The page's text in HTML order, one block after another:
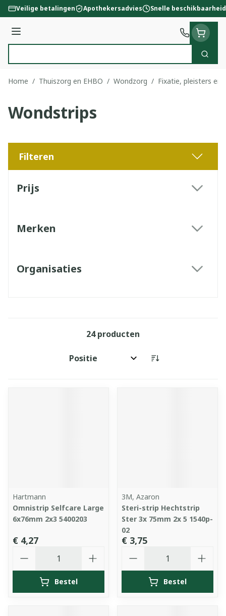
Ga naar de inhoud
Veilige betalingen Apothekersadvies Snelle beschikbaarheid
Menu
Zoek
Home / Thuiszorg en EHBO / Wondzorg / Fixatie, pleisters en
Wondstrips
Filteren
Prijs
Merken
Organisaties
24producten
Sorteer op:
Hartmann
Omnistrip Selfcare Large
6x76mm 2x3 5400203
€ 4,27
Bestel
3M, Azaron
Steri-strip Hechtstrip
Ster 3x 75mm 2x 5 1540p-
02
€ 3,75
Bestel